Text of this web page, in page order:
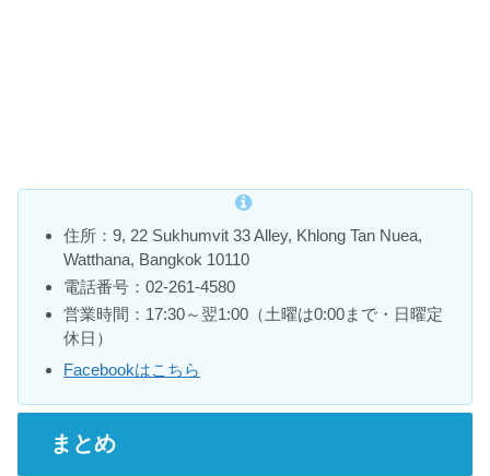
住所：9, 22 Sukhumvit 33 Alley, Khlong Tan Nuea,
Watthana, Bangkok 10110
電話番号：02-261-4580
営業時間：17:30～翌1:00（土曜は0:00まで・日曜定
休日）
Facebookはこちら
まとめ